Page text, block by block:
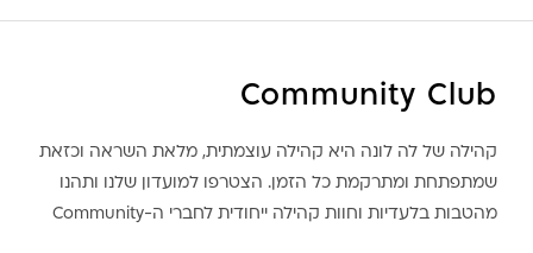
Community Club
קהילה של לה לונה היא קהילה עוצמתית, מלאת השראה וכזאת
שמתפתחת ומתרקמת כל הזמן. הצטרפו למועדון שלנו ותהנו
מהטבות בלעדיות וחוות קהילה ייחודית לחברי ה-Community